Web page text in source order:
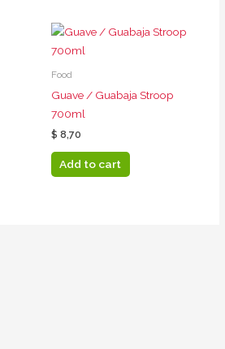
Food
Guave / Guabaja Stroop
700ml
$ 8,70
Add to cart